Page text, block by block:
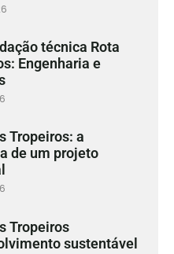
técnica Rota
Engenharia e
Tropeiros: a
de um projeto
Tropeiros
sustentável